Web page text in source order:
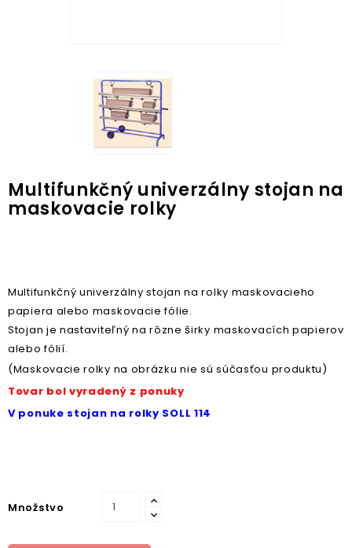
Multifunkčný univerzálny stojan na
maskovacie rolky
Multifunkčný univerzálny stojan na rolky maskovacieho
papiera alebo maskovacie fólie.
Stojan je nastaviteľný na rôzne širky maskovacích papierov
alebo fólií.
(Maskovacie rolky na obrázku nie sú súčasťou produktu)
Tovar bol vyradený z ponuky
V ponuke stojan na rolky SOLL 114
Množstvo